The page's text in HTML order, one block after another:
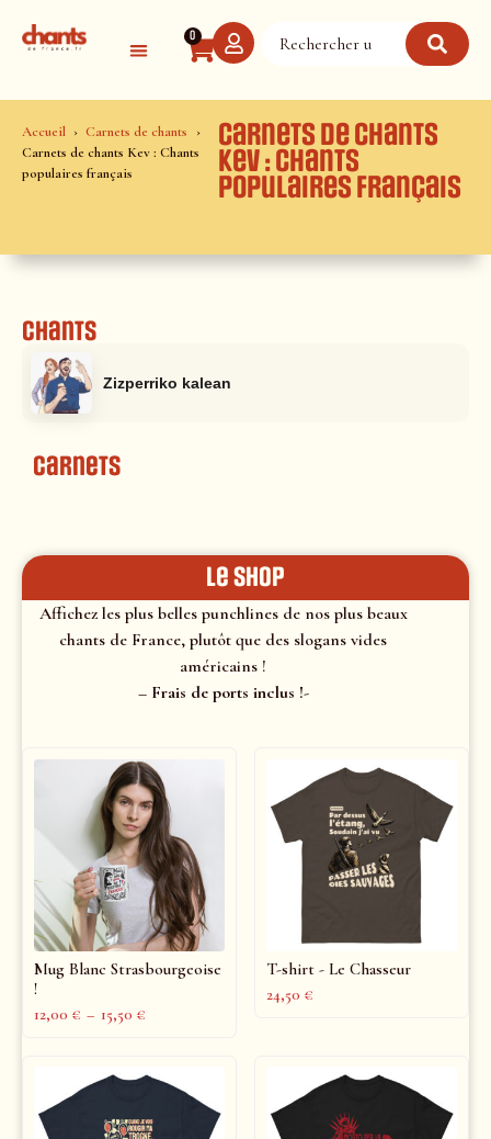
0
Accueil
Carnets de chants
Carnets de chants Kev : Chants
populaires français
Carnets de chants
Kev : Chants
populaires français
Chants
Zizperriko kalean
Carnets
le shop
Affichez les plus belles punchlines de nos plus beaux
chants de France, plutôt que des slogans vides
américains !
– Frais de ports inclus !-
Mug Blanc Strasbourgeoise
!
12,00 € – 15,50 €
T-shirt - Le Chasseur
24,50 €